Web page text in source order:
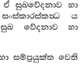
සුඛවේදනාව හා
ය
වේදනාව හා
සම්ප්‍රයුක්ත වෙති